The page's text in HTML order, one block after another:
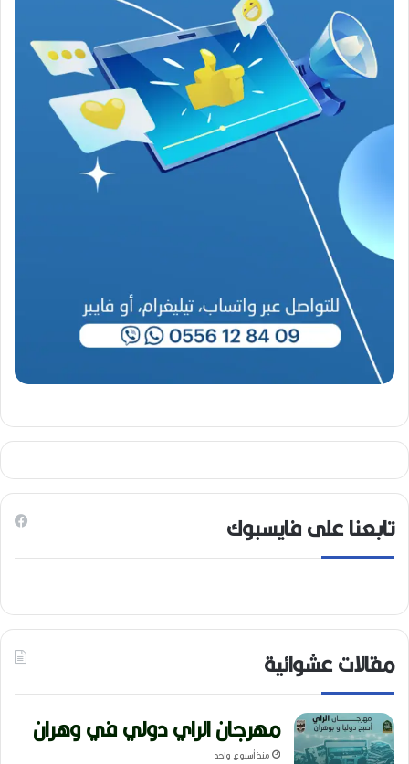
تابعنا على فايسبوك
مقالات عشوائية
مهرجان الراي دولي في وهران
منذ أسبوع واحد